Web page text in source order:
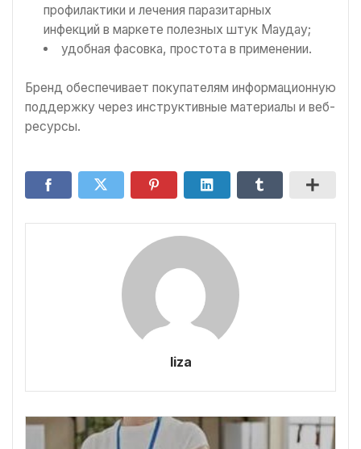
профилактики и лечения паразитарных
инфекций в маркете полезных штук Маудау;
удобная фасовка, простота в применении.
Бренд обеспечивает покупателям информационную
поддержку через инструктивные материалы и веб-
ресурсы.
liza